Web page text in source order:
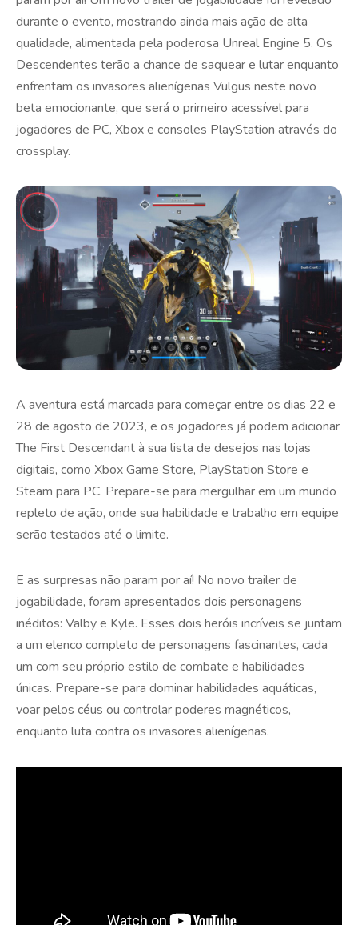
durante o evento, mostrando ainda mais ação de alta
qualidade, alimentada pela poderosa Unreal Engine 5. Os
Descendentes terão a chance de saquear e lutar enquanto
enfrentam os invasores alienígenas Vulgus neste novo
beta emocionante, que será o primeiro acessível para
jogadores de PC, Xbox e consoles PlayStation através do
crossplay.
A aventura está marcada para começar entre os dias 22 e
28 de agosto de 2023, e os jogadores já podem adicionar
The First Descendant à sua lista de desejos nas lojas
digitais, como Xbox Game Store, PlayStation Store e
Steam para PC. Prepare-se para mergulhar em um mundo
repleto de ação, onde sua habilidade e trabalho em equipe
serão testados até o limite.
E as surpresas não param por aí! No novo trailer de
jogabilidade, foram apresentados dois personagens
inéditos: Valby e Kyle. Esses dois heróis incríveis se juntam
a um elenco completo de personagens fascinantes, cada
um com seu próprio estilo de combate e habilidades
únicas. Prepare-se para dominar habilidades aquáticas,
voar pelos céus ou controlar poderes magnéticos,
enquanto luta contra os invasores alienígenas.